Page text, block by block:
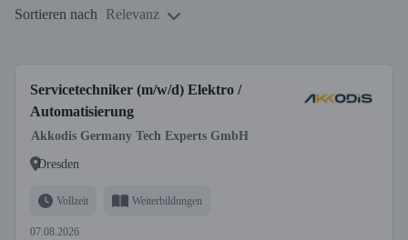
Sortieren nach Relevanz
Servicetechniker (m/w/d) Elektro /
Automatisierung
Akkodis Germany Tech Experts GmbH
Dresden
Vollzeit Weiterbildungen
07.08.2026